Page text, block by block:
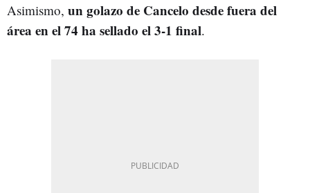
Asimismo, un golazo de Cancelo desde fuera del
área en el 74 ha sellado el 3-1 final.